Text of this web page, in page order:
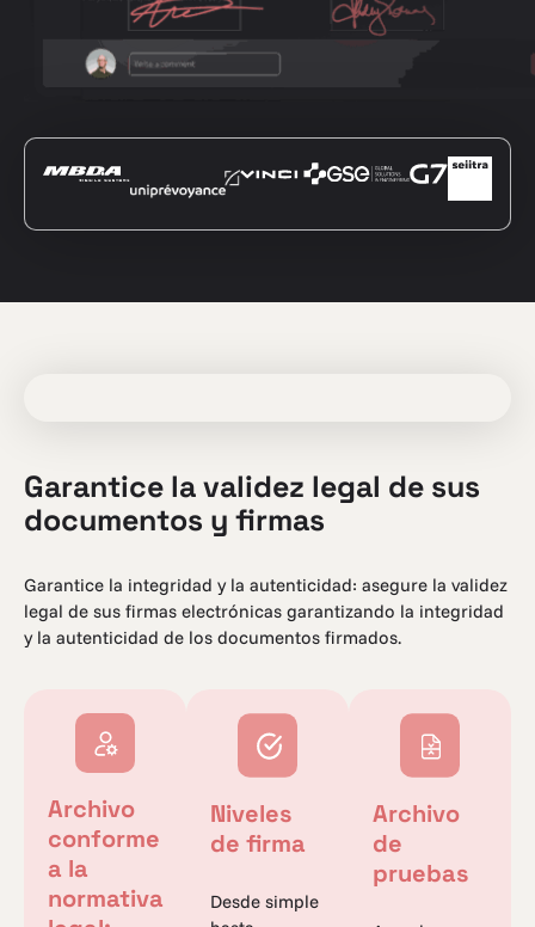
Garantice la validez legal de sus
documentos y firmas
Garantice la integridad y la autenticidad: asegure la validez
legal de sus firmas electrónicas garantizando la integridad
y la autenticidad de los documentos firmados.
Archivo
conforme
a la
normativa
Niveles
de firma
Desde simple
Archivo
de
pruebas